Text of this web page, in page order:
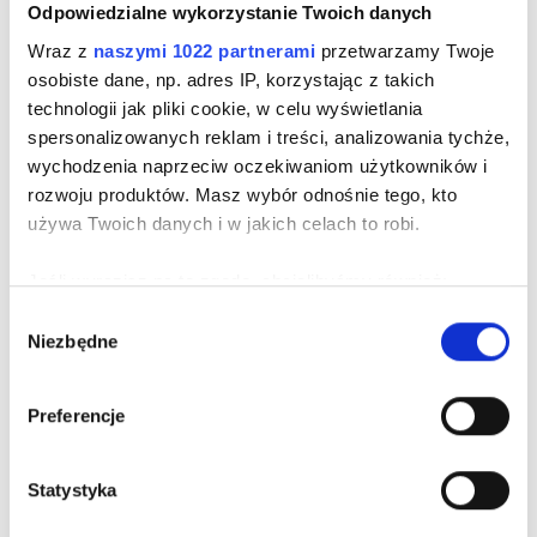
Odpowiedzialne wykorzystanie Twoich danych
Wraz z naszymi 1022 partnerami przetwarzamy Twoje
osobiste dane, np. adres IP, korzystając z takich
technologii jak pliki cookie, w celu wyświetlania
spersonalizowanych reklam i treści, analizowania tychże,
wychodzenia naprzeciw oczekiwaniom użytkowników i
rozwoju produktów. Masz wybór odnośnie tego, kto
używa Twoich danych i w jakich celach to robi.
Jeśli wyrazisz na to zgodę, chcielibyśmy również:
geograficznej z dokładnością nawet do kilku metrów
charakteryzującego je zbiory danych (fingerprinting,
czyli wirtualny odcisk palca)
dane są przetwarzane oraz ustaw własne preferencje w
zgody
Niezbędne
Preferencje
Statystyka
WIESZAK DREWNIANY NA SPODNIE MILER